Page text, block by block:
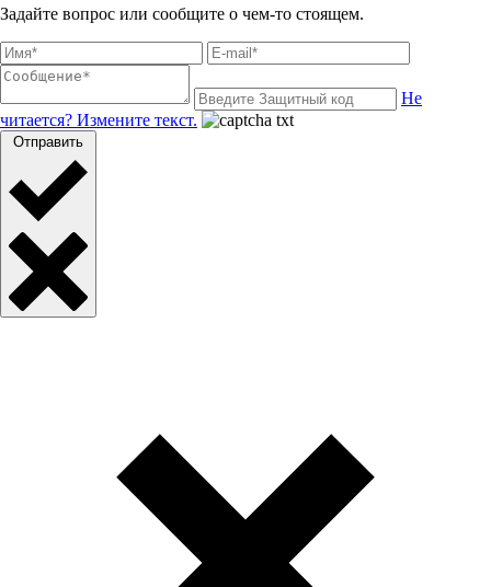
Задайте вопрос или сообщите о чем-то стоящем.
Не
читается? Измените текст.
Отправить